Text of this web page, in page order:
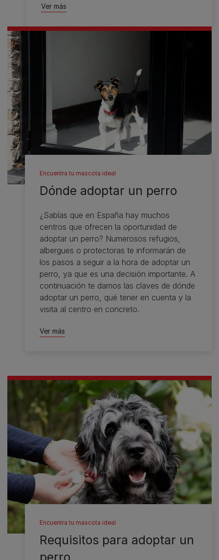
Ver más
Encuentra tu mascota ideal
Dónde adoptar un perro
¿Sabías que en España hay muchos
centros que ofrecen la oportunidad de
adoptar un perro? Numerosos refugios,
albergues o protectoras te informarán de
los pasos a seguir a la hora de adoptar un
perro, ya que es una decisión importante. A
continuación te damos las claves de dónde
adoptar un perro, qué tener en cuenta y la
visita al centro en concreto.
Ver más
Encuentra tu mascota ideal
Requisitos para adoptar un
perro